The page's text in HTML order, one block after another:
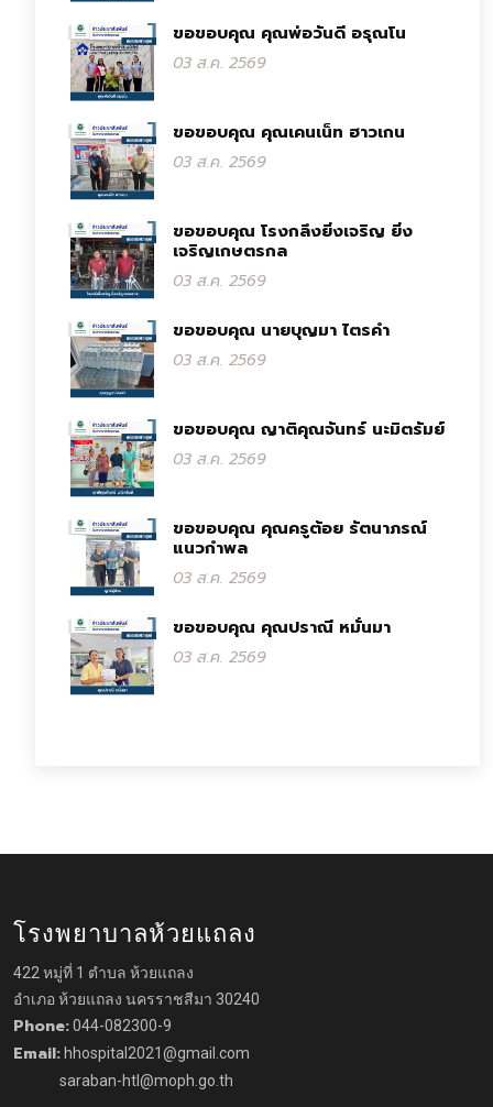
ขอขอบคุณ คุณพ่อวันดี อรุณโน
03 ส.ค. 2569
ขอขอบคุณ คุณเคนเน็ท ฮาวเกน
03 ส.ค. 2569
ขอขอบคุณ โรงกลึงยิ่งเจริญ ยิ่ง
เจริญเกษตรกล
03 ส.ค. 2569
ขอขอบคุณ นายบุญมา ไตรคำ
03 ส.ค. 2569
ขอขอบคุณ ญาติคุณจันทร์ นะมิตรัมย์
03 ส.ค. 2569
ขอขอบคุณ คุณครูต้อย รัตนาภรณ์
แนวกำพล
03 ส.ค. 2569
ขอขอบคุณ คุณปราณี หมั่นมา
03 ส.ค. 2569
โรงพยาบาลห้วยแถลง
422 หมู่ที่ 1 ตำบล ห้วยแถลง
อำเภอ ห้วยแถลง นครราชสีมา 30240
Phone:044-082300-9
Email: hhospital2021@gmail.com
saraban-htl@moph.go.th